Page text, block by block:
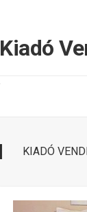
Kiadó
KIADÓ